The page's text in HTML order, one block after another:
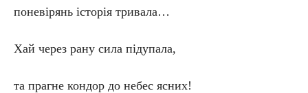
поневірянь історія тривала…
Хай через рану сила підупала,
та прагне кондор до небес ясних!